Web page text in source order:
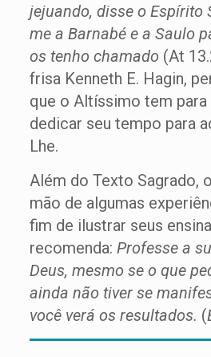
jejuando, disse o Espírito
me a Barnabé e a Saulo
os tenho chamado (At
frisa Kenneth E. Hagin,
que o Altíssimo tem para
dedicar seu tempo para
Lhe.
Além do Texto Sagrado,
mão de algumas
fim de ilustrar seus
recomenda: Professe a
Deus, mesmo se o que
ainda não tiver se
você verá os resultados. (